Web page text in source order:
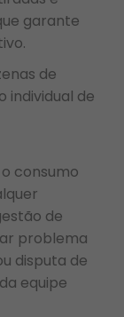
garante
de
individual de
consumo
de
problema
disputa de
equipe